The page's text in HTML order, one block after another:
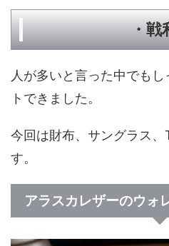
・戦
人が多いと言った中でも
トできました。
今回は財布、サングラス
す。
アラスカレザーのウォ